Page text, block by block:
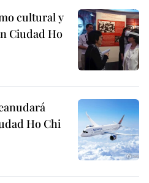
cultural y
Ciudad Ho
Ho Chi